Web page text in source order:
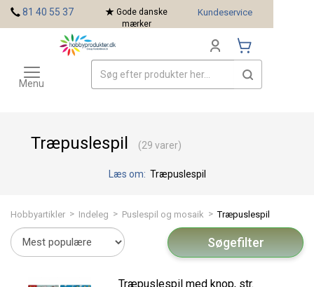
Træpuslespil (29 varer)
Læs om: Træpuslespil
Hobbyartikler > Indeleg > Puslespil og mosaik > Træpuslespil
Søgefilter
Træpuslespil med knop, str.
81 40 55 37
Gode danske
mærker
Kundeservice
Toggle
navigation
Menu
Mærker